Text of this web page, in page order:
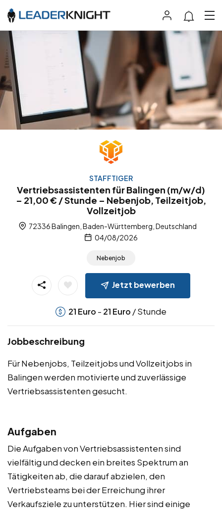
STAFFTIGER
Vertriebsassistenten für Balingen (m/w/d)
– 21,00 € / Stunde – Nebenjob, Teilzeitjob,
Vollzeitjob
72336 Balingen, Baden-Württemberg, Deutschland
04/08/2026
Nebenjob
Jetzt bewerben
21 Euro - 21 Euro / Stunde
Jobbeschreibung
Für Nebenjobs, Teilzeitjobs und Vollzeitjobs in
Balingen werden motivierte und zuverlässige
Vertriebsassistenten gesucht.
Aufgaben
Die Aufgaben von Vertriebsassistenten sind
vielfältig und decken ein breites Spektrum an
Tätigkeiten ab, die darauf abzielen, den
Vertriebsteams bei der Erreichung ihrer
Verkaufsziele zu unterstützen. Hier sind einige